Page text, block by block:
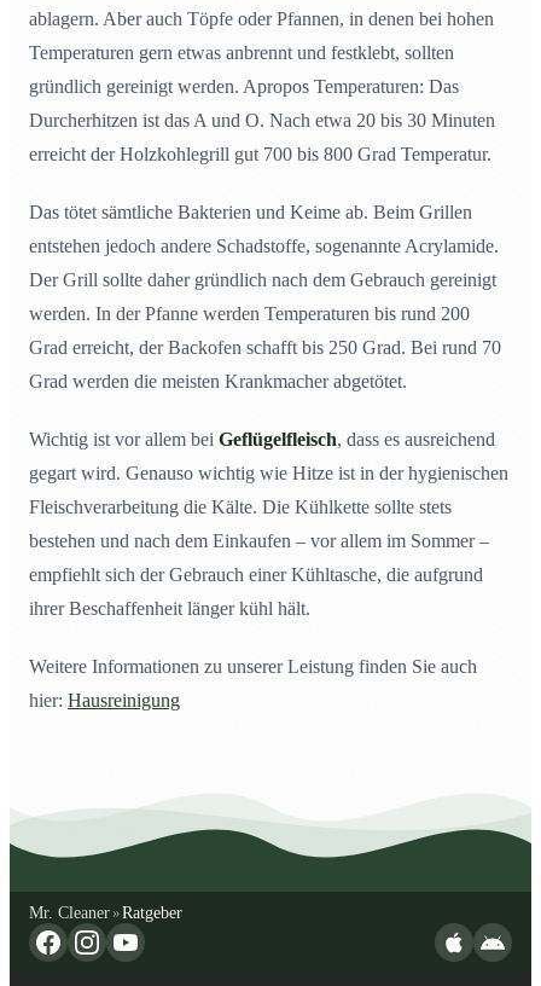
ablagern. Aber auch Töpfe oder Pfannen, in denen bei hohen
Temperaturen gern etwas anbrennt und festklebt, sollten
gründlich gereinigt werden. Apropos Temperaturen: Das
Durcherhitzen ist das A und O. Nach etwa 20 bis 30 Minuten
erreicht der Holzkohlegrill gut 700 bis 800 Grad Temperatur.
Das tötet sämtliche Bakterien und Keime ab. Beim Grillen
entstehen jedoch andere Schadstoffe, sogenannte Acrylamide.
Der Grill sollte daher gründlich nach dem Gebrauch gereinigt
werden. In der Pfanne werden Temperaturen bis rund 200
Grad erreicht, der Backofen schafft bis 250 Grad. Bei rund 70
Grad werden die meisten Krankmacher abgetötet.
Wichtig ist vor allem bei Geflügelfleisch, dass es ausreichend
gegart wird. Genauso wichtig wie Hitze ist in der hygienischen
Fleischverarbeitung die Kälte. Die Kühlkette sollte stets
bestehen und nach dem Einkaufen – vor allem im Sommer –
empfiehlt sich der Gebrauch einer Kühltasche, die aufgrund
ihrer Beschaffenheit länger kühl hält.
Weitere Informationen zu unserer Leistung finden Sie auch
hier: Hausreinigung
Mr. Cleaner»Ratgeber